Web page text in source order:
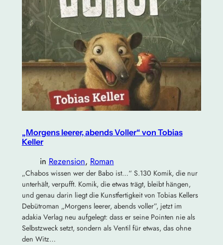
„Morgens leerer, abends Voller“ von Tobias
Keller
in Rezension, Roman
„Chabos wissen wer der Babo ist…“ S.130 Komik, die nur
unterhält, verpufft. Komik, die etwas trägt, bleibt hängen,
und genau darin liegt die Kunstfertigkeit von Tobias Kellers
Debütroman „Morgens leerer, abends voller”, jetzt im
adakia Verlag neu aufgelegt: dass er seine Pointen nie als
Selbstzweck setzt, sondern als Ventil für etwas, das ohne
den Witz…